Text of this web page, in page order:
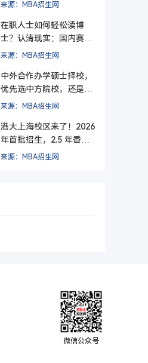
来源：MBA招生网
在职人士如何轻松读博
士？认清现实：国内赛道
难在入学，更难毕业
来源：MBA招生网
中外合作办学硕士择校，
优先选中方院校，还是外
方院校？
来源：MBA招生网
港大上海校区来了！2026
年首批招生，2.5 年香港
+ 1.5 年上海，毕业后拿
来源：MBA招生网
微信公众号